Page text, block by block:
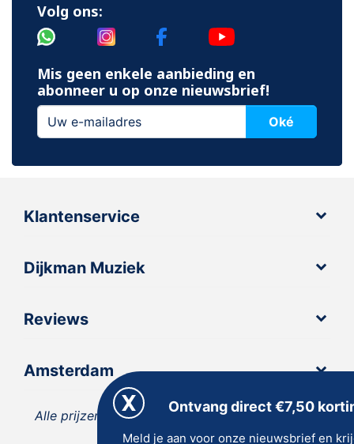
Volg ons:
Mis geen enkele aanbieding en
abonneer u op onze nieuwsbrief!
Oké
Klantenservice
Dijkman Muziek
Reviews
Amsterdam
Alle prijzen zijn inclusief 21% BTW, tenzij anders
vermeld.
Ontvang direct €7,50
Meld je aan voor onze nieuwsbrief en